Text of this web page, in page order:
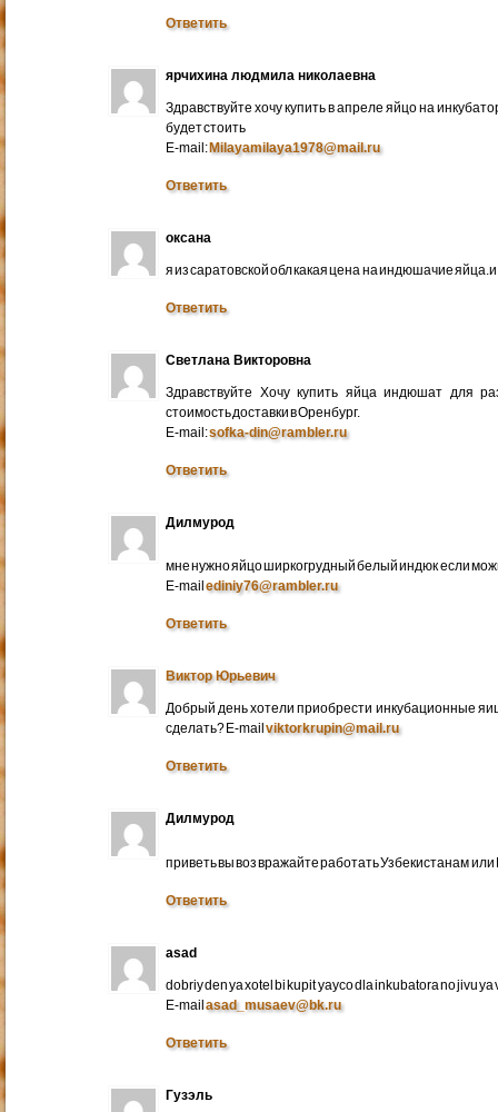
Ответить
ярчихина людмила николаевна
Здравствуйте хочу купить в апреле яйцо на
будет стоить
E-mail:Milayamilaya1978@mail.ru
Ответить
оксана
я из саратовской обл какая цена на индюшачие яйца.и
Ответить
Светлана Викторовна
Здравствуйте Хочу купить яйца индюшат для
стоимость доставки в Оренбург.
E-mail:sofka-din@rambler.ru
Ответить
Дилмурод
мне нужно яйцо ширкогрудный белый индюк если
E-mailediniy76@rambler.ru
Ответить
Виктор Юрьевич
Добрый день хотели приобрести инкубационные
сделать? E-mailviktorkrupin@mail.ru
Ответить
Дилмурод
приветь вы воз вражайте работать Узбекистанам
Ответить
asad
dobriy den ya xotel bi kupit yayco dla inkubatora no jivu ya
E-mailasad_musaev@bk.ru
Ответить
Гузэль